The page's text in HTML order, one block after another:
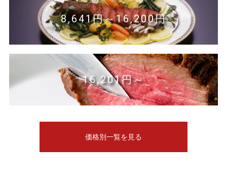
8,641円～16,200円
16,201円～
価格別一覧を見る